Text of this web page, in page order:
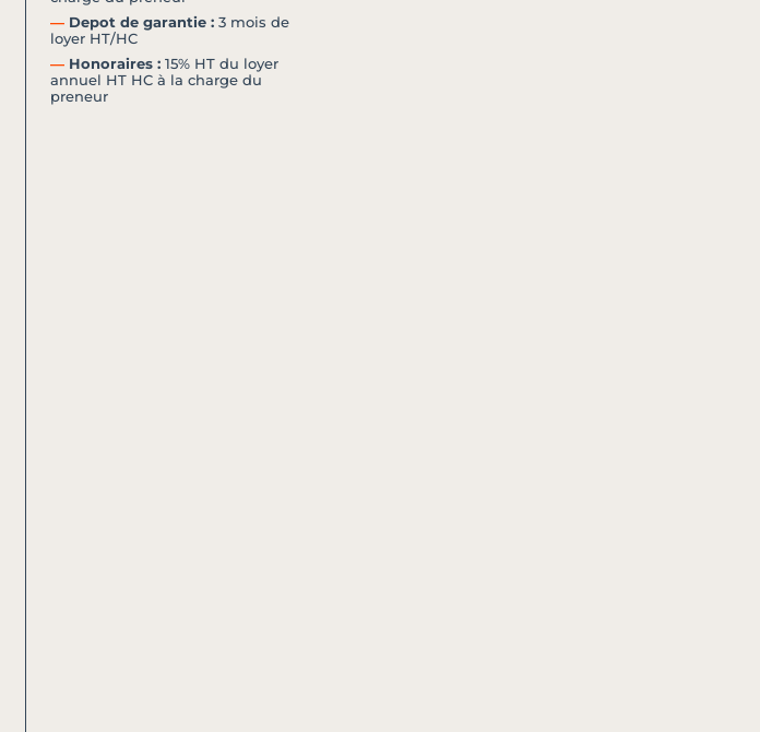
―Depot de garantie :3 mois de
loyer HT/HC
―Honoraires :15% HT du loyer
annuel HT HC à la charge du
preneur